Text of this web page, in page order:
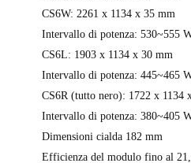
CS6W: 2261 x 1134 x 35 mm
Intervallo di potenza: 530~555
CS6L: 1903 x 1134 x 30 mm
Intervallo di potenza: 445~465
CS6R (tutto nero): 1722 x 1134
Intervallo di potenza: 380~405
Dimensioni cialda 182 mm
Efficienza del modulo fino al